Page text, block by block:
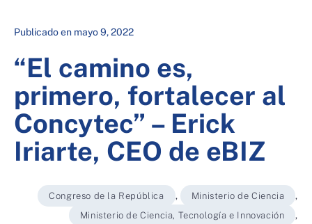
Publicado en mayo 9, 2022
“El camino es,
primero, fortalecer al
Concytec” – Erick
Iriarte, CEO de eBIZ
Congreso de la República , Ministerio de Ciencia
,
Ministerio de Ciencia, Tecnología e Innovación
,